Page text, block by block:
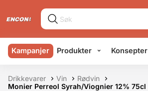
Kampanjer Produkter Konsepter
Drikkevarer Vin
Rødvin
Monier Perreol Syrah/Viognier 12% 75cl